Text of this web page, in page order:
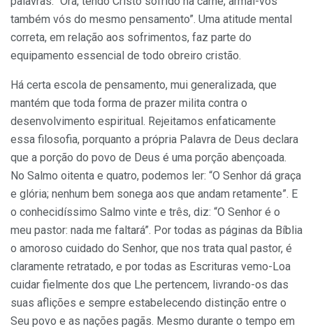
também vós do mesmo pensamento”. Uma atitude mental
correta, em relação aos sofrimentos, faz parte do
equipamento essencial de todo obreiro cristão.
Há certa escola de pensamento, mui generalizada, que
mantém que toda forma de prazer milita contra o
desenvolvimento espiritual. Rejeitamos enfaticamente
essa filosofia, porquanto a própria Palavra de Deus declara
que a porção do povo de Deus é uma porção abençoada.
No Salmo oitenta e quatro, podemos ler: “O Senhor dá graça
e glória; nenhum bem sonega aos que andam retamente”. E
o conhecidíssimo Salmo vinte e três, diz: “O Senhor é o
meu pastor: nada me faltará”. Por todas as páginas da Bíblia
o amoroso cuidado do Senhor, que nos trata qual pastor, é
clara­mente retratado, e por todas as Escrituras vemo-Loa
cuidar fielmente dos que Lhe pertencem, livrando-os das
suas aflições e sempre estabelecendo distinção entre o
Seu povo e as nações pagãs. Mesmo durante o tempo em